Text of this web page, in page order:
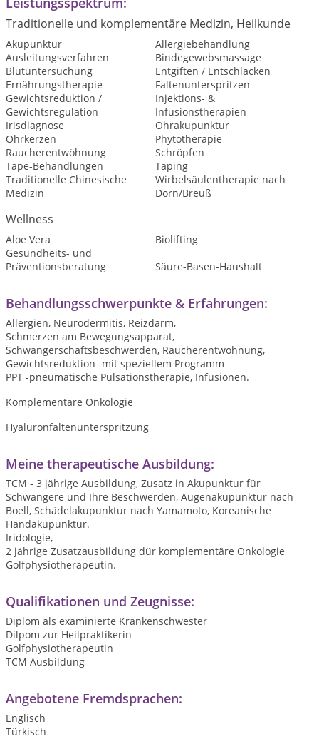
Traditionelle und komplementäre Medizin, Heilkunde
Akupunktur
Allergiebehandlung
Ausleitungsverfahren
Bindegewebsmassage
Blutuntersuchung
Entgiften / Entschlacken
Ernährungstherapie
Faltenunterspritzen
Gewichtsreduktion /
Gewichtsregulation
Injektions- &
Infusionstherapien
Irisdiagnose
Ohrakupunktur
Ohrkerzen
Phytotherapie
Raucherentwöhnung
Schröpfen
Tape-Behandlungen
Taping
Traditionelle Chinesische
Medizin
Wirbelsäulentherapie nach
Dorn/Breuß
Wellness
Aloe Vera
Biolifting
Gesundheits- und
Präventionsberatung
Säure-Basen-Haushalt
Behandlungsschwerpunkte & Erfahrungen:
Allergien, Neurodermitis, Reizdarm,
Schmerzen am Bewegungsapparat,
Schwangerschaftsbeschwerden, Raucherentwöhnung,
Gewichtsreduktion -mit speziellem Programm-
PPT -pneumatische Pulsationstherapie, Infusionen.
Komplementäre Onkologie
Hyaluronfaltenunterspritzung
Meine therapeutische Ausbildung:
TCM - 3 jährige Ausbildung, Zusatz in Akupunktur für
Schwangere und Ihre Beschwerden, Augenakupunktur nach
Boell, Schädelakupunktur nach Yamamoto, Koreanische
Handakupunktur.
Iridologie,
2 jährige Zusatzausbildung dür komplementäre Onkologie
Golfphysiotherapeutin.
Qualifikationen und Zeugnisse:
Diplom als examinierte Krankenschwester
Dilpom zur Heilpraktikerin
Golfphysiotherapeutin
TCM Ausbildung
Angebotene Fremdsprachen:
Englisch
Türkisch